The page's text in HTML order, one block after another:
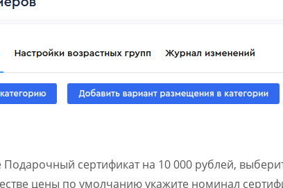
сертификат на 10 000 рублей,
цены по умолчанию укажите номинал